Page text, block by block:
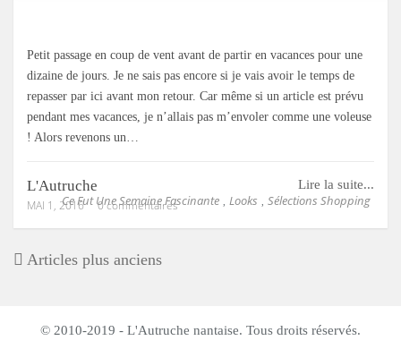
Petit passage en coup de vent avant de partir en vacances pour une
dizaine de jours. Je ne sais pas encore si je vais avoir le temps de
repasser par ici avant mon retour. Car même si un article est prévu
pendant mes vacances, je n’allais pas m’envoler comme une voleuse
! Alors revenons un…
Lire la suite...
Ce Fut Une Semaine Fascinante Looks Sélections Shopping
L'Autruche
MAI 1, 2016 0 commentaires
Articles plus anciens
© 2010-2019 - L'Autruche nantaise. Tous droits réservés.